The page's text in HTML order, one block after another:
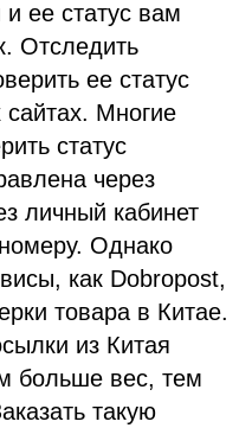
ее статус вам
Отследить
ее статус
Многие
статус
через
личный кабинет
Однако
как Dobropost,
товара в Китае.
из Китая
больше вес, тем
такую